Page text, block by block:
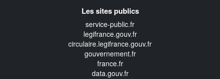
Les sites publics
service-public.fr
legifrance.gouv.fr
circulaire.legifrance.gouv.fr
gouvernement.fr
france.fr
data.gouv.fr